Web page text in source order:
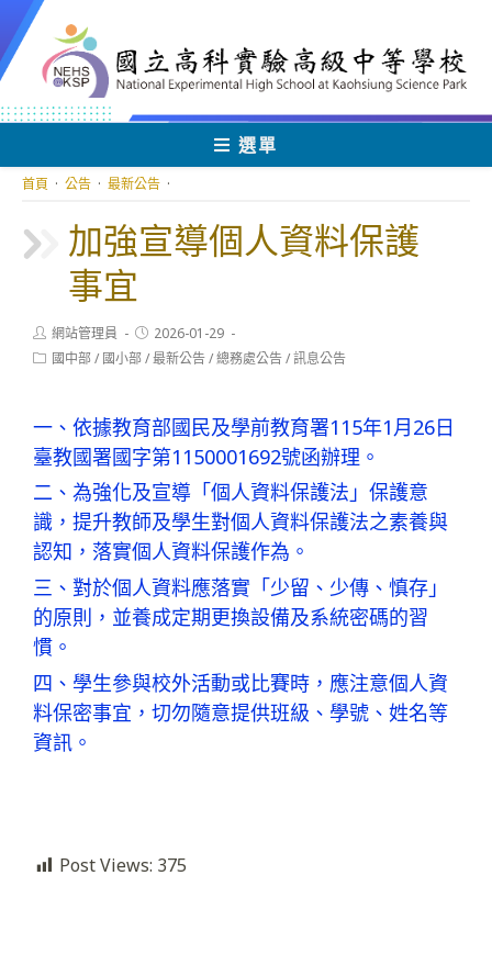
轉
至
要
容
選單
加強宣導個人資料保護
事宜
首頁 · 公告 · 最新公告 ·
Post
author:
網站管理員
Post
published:
2026-01-29
Post國中部/ 國小部/最新公告/總務處公告/訊息公告
一、依據教育部國民及學前教育署115年1月26日
臺教國署國字第1150001692號函辦理。
二、為強化及宣導「個人資料保護法」保護意
識，提升教師及學生對個人資料保護法之素養與
認知，落實個人資料保護作為。
三、對於個人資料應落實「少留、少傳、慎存」
的原則，並養成定期更換設備及系統密碼的習
慣。
四、學生參與校外活動或比賽時，應注意個人資
料保密事宜，切勿隨意提供班級、學號、姓名等
資訊。
Post Views: 375